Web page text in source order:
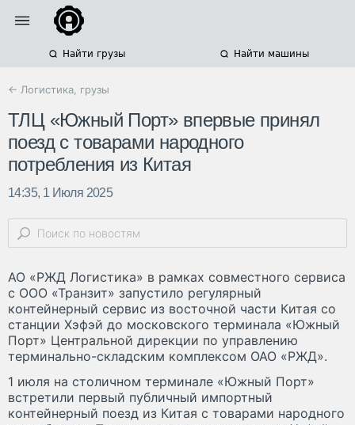
Найти грузы Найти машины
← Логистика, грузы
ТЛЦ «Южный Порт» впервые принял
поезд с товарами народного
потребления из Китая
14:35, 1 Июля 2025
АО «РЖД Логистика» в рамках совместного сервиса
с ООО «Транзит» запустило регулярный
контейнерный сервис из восточной части Китая со
станции Хэфэй до московского терминала «Южный
Порт» Центральной дирекции по управлению
терминально-складским комплексом ОАО «РЖД».
1 июля на столичном терминале «Южный Порт»
встретили первый публичный импортный
контейнерный поезд из Китая с товарами народного